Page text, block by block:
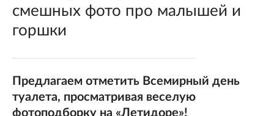
смешных фото про малышей и
горшки
Предлагаем отметить Всемирный день
туалета, просматривая веселую
фотоподборку на «Летидоре»!